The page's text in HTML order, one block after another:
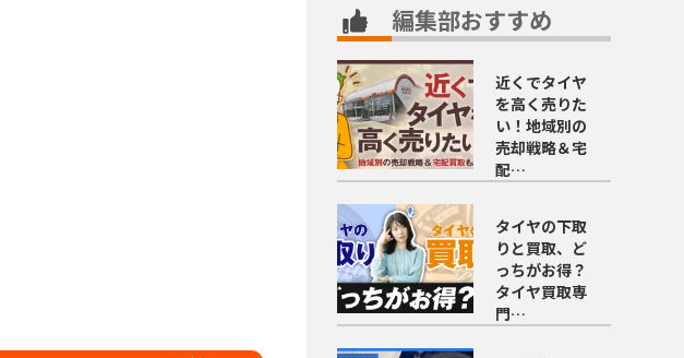
編集部おすすめ
近くでタイヤ
を高く売りた
い！地域別の
売却戦略＆宅
配…
タイヤの下取
りと買取、ど
っちがお得？
タイヤ買取専
門…